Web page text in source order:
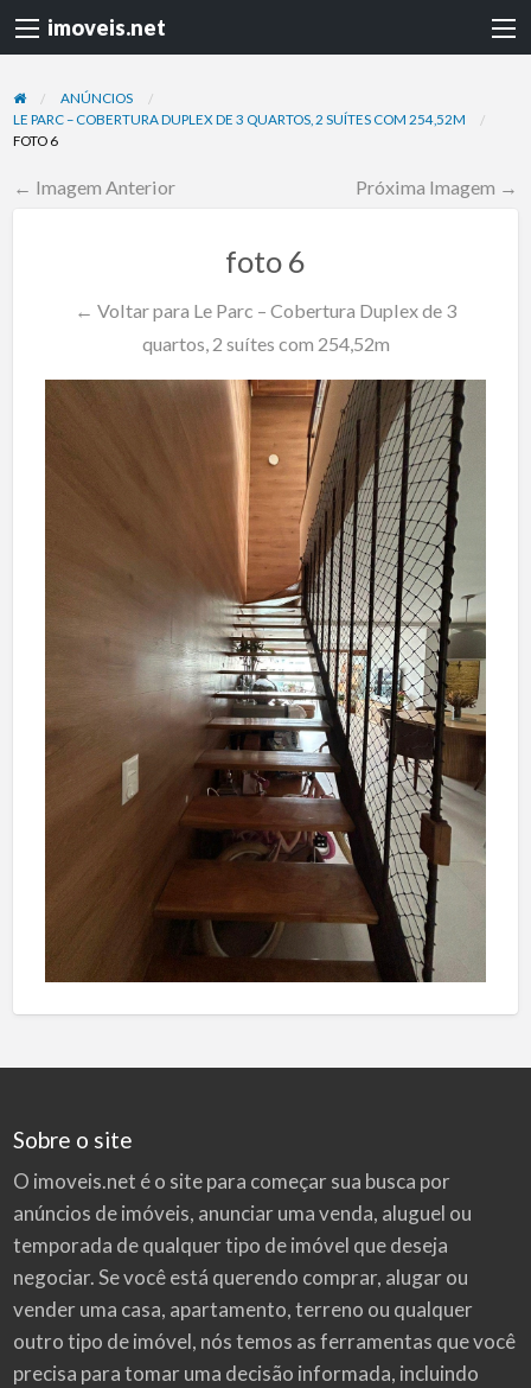
imoveis.net
ANÚNCIOS
LE PARC – COBERTURA DUPLEX DE 3 QUARTOS, 2 SUÍTES COM 254,52M
FOTO 6
← Imagem Anterior Próxima Imagem →
foto 6
← Voltar para Le Parc – Cobertura Duplex de 3
quartos, 2 suítes com 254,52m
Sobre o site
O imoveis.net é o site para começar sua busca por
anúncios de imóveis, anunciar uma venda, aluguel ou
temporada de qualquer tipo de imóvel que deseja
negociar. Se você está querendo comprar, alugar ou
vender uma casa, apartamento, terreno ou qualquer
outro tipo de imóvel, nós temos as ferramentas que você
precisa para tomar uma decisão informada, incluindo